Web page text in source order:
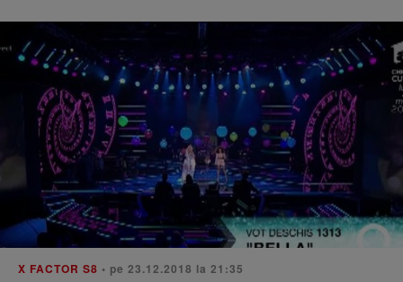
X FACTOR S8 • pe 23.12.2018 la 21:35